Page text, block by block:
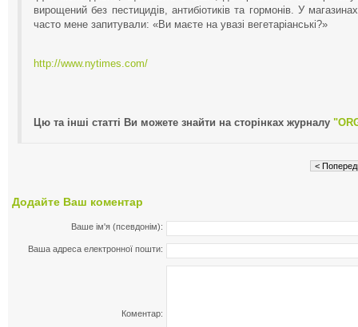
вирощений без пестицидів, антибіотиків та гормонів. У
часто мене запитували: «Ви маєте на увазі вегетаріанські?»
http://www.nytimes.com/
Цю та інші статті Ви можете знайти на сторінках журналу
<
Додайте Ваш коментар
Ваше ім'я (псевдонім):
Ваша адреса електронної пошти:
Коментар: